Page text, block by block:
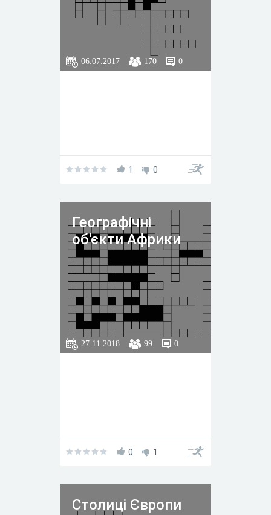
06.07.2017 170 0
1 0
Географічні
об'єкти Африки
27.11.2018 99 0
0 1
Столиці Європи